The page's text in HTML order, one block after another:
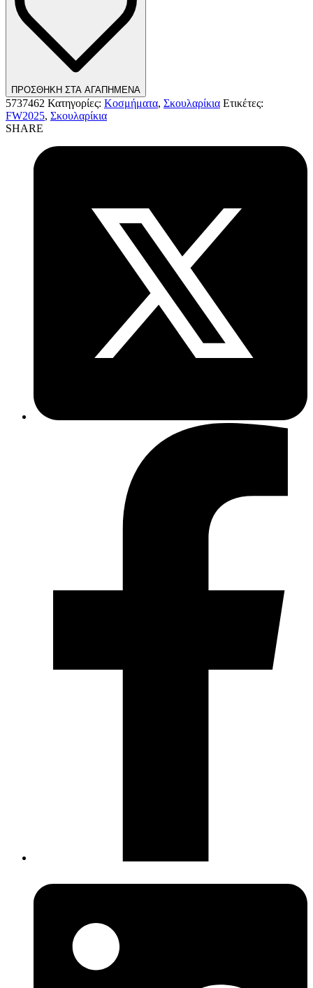
ΠΡΟΣΘΗΚΗ ΣΤΑ ΑΓΑΠΗΜΕΝΑ
5737462 Κατηγορίες: Κοσμήματα, Σκουλαρίκια Ετικέτες:
FW2025, Σκουλαρίκια
SHARE